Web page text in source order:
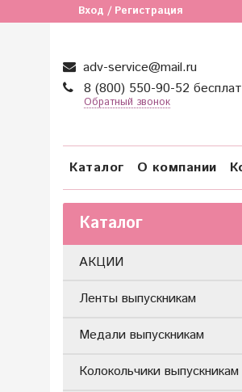
Вход / Регистрация
adv-service@mail.ru
8 (800) 550-90-52
Обратный звонок
Каталог О компании
Каталог
АКЦИИ
Ленты выпускникам
Медали выпускникам
Колокольчики выпускникам